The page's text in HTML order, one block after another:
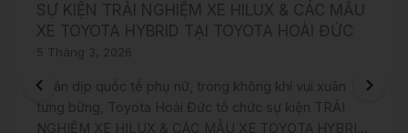
SỰ KIỆN TRẢI NGHIỆM XE HILUX & CÁC MẪU
XE TOYOTA HYBRID TẠI TOYOTA HOÀI ĐỨC
5 Tháng 3, 2026
Nhân dịp quốc tế phụ nữ, trong không khí vui xuân
tưng bừng, Toyota Hoài Đức tổ chức sự kiện TRẢI
NGHIỆM XE HILUX & CÁC MẪU XE TOYOTA HYBRID